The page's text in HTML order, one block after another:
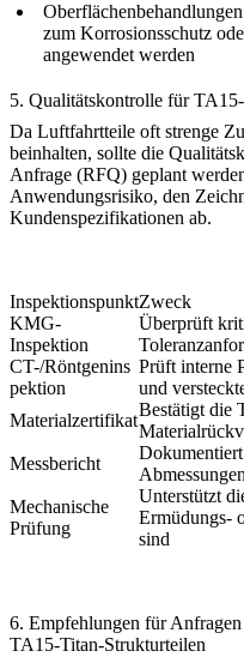
zum Korrosionsschutz
angewendet werden
5. Qualitätskontrolle für
Da Luftfahrtteile oft strenge
beinhalten, sollte die
Anfrage (RFQ) geplant
Anwendungsrisiko, den
Kundenspezifikationen ab.
InspektionspunktZweck
KMG-
Inspektion
Überprüft
CT-/Röntgenins
pektion
Prüft interne
und
Materialzertifikat
Bestätigt die
Messbericht
Mechanische
Prüfung
Unterstützt
Ermüdungs-
sind
6. Empfehlungen für
TA15-Titan-Strukturteilen